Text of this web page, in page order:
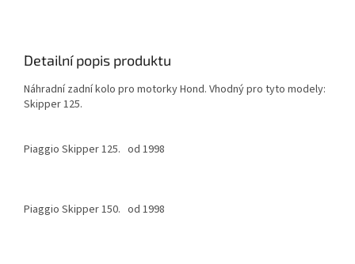
Detailní popis produktu
Náhradní zadní kolo pro motorky Hond. Vhodný pro tyto modely:
Skipper 125.
Piaggio Skipper 125. od 1998
Piaggio Skipper 150. od 1998